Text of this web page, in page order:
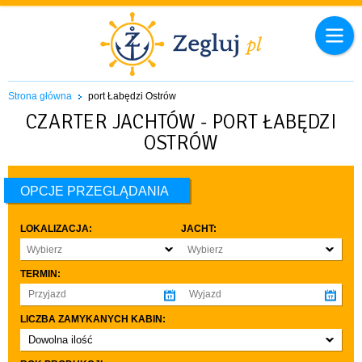
Strona główna port Łabędzi Ostrów
CZARTER JACHTÓW - PORT ŁABĘDZI
OSTRÓW
OPCJE PRZEGLĄDANIA
LOKALIZACJA:
Wybierz
JACHT:
Wybierz
TERMIN:
LICZBA ZAMYKANYCH KABIN:
Dowolna ilość